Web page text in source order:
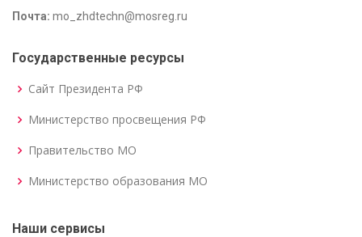
Почта: mo_zhdtechn@mosreg.ru
Государственные ресурсы
Сайт Президента РФ
Министерство просвещения РФ
Правительство МО
Министерство образования МО
Наши сервисы